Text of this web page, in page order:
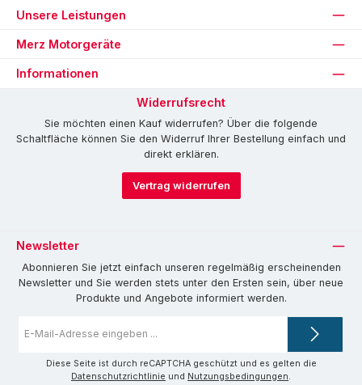
Unsere Leistungen
Merz Motorgeräte
Informationen
Widerrufsrecht
Sie möchten einen Kauf widerrufen? Über die folgende
Schaltfläche können Sie den Widerruf Ihrer Bestellung einfach und
direkt erklären.
Vertrag widerrufen
Newsletter
Abonnieren Sie jetzt einfach unseren regelmäßig erscheinenden
Newsletter und Sie werden stets unter den Ersten sein, über neue
Produkte und Angebote informiert werden.
Mail-
Diese Seite ist durch reCAPTCHA geschützt und es gelten die
Datenschutzrichtlinie und Nutzungsbedingungen.